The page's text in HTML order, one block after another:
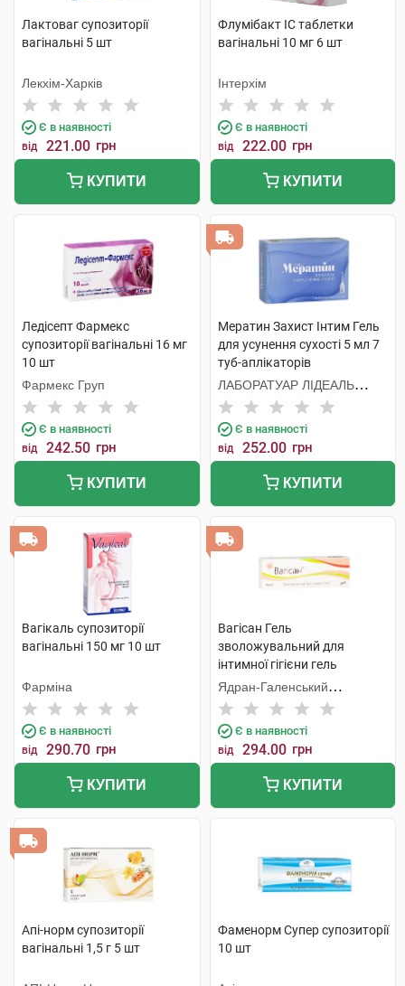
Лактоваг супозиторії
вагінальні 5 шт
Лекхім-Харків
Є в наявності
від 221.00 грн
КУПИТИ
Флумібакт IC таблетки
вагінальні 10 мг 6 шт
Інтерхім
Є в наявності
від 222.00 грн
КУПИТИ
Ледісепт Фармекс
супозиторії вагінальні 16 мг
10 шт
Фармекс Груп
Є в наявності
від 242.50 грн
КУПИТИ
Мератин Захист Інтим Гель
для усунення сухості 5 мл 7
туб-аплікаторів
ЛАБОРАТУАР ЛІДЕАЛЬ
Парізьєн Сп. з о.о.
Є в наявності
від 252.00 грн
КУПИТИ
Вагікаль супозиторії
вагінальні 150 мг 10 шт
Фарміна
Є в наявності
від 290.70 грн
КУПИТИ
Вагісан Гель
зволожувальний для
інтимної гігієни гель
вагінальний 50 г 1 туба
Ядран-Галенський
Лабораторій
Є в наявності
від 294.00 грн
КУПИТИ
Апі-норм супозиторії
вагінальні 1,5 г 5 шт
Фаменорм Супер супозиторії
10 шт